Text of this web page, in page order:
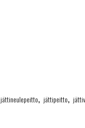
jättineulepeitto, jättipeitto,